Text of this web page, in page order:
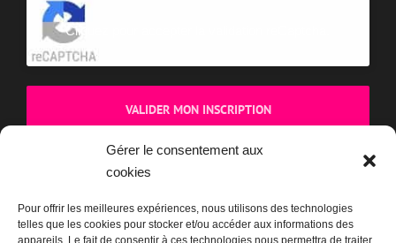
Gérer le consentement aux
cookies
Pour offrir les meilleures expériences, nous utilisons des technologies
telles que les cookies pour stocker et/ou accéder aux informations des
appareils. Le fait de consentir à ces technologies nous permettra de traiter
Cliquez pour accepter la validation reCaptcha.
BOUTIQUE